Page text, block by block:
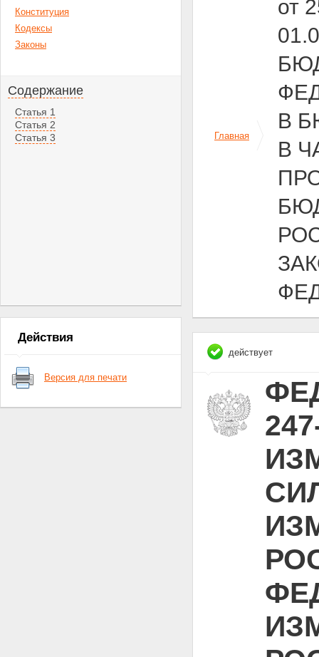
Конституция
Кодексы
Законы
Содержание
Статья 1
Статья 2
Статья 3
Действия
Версия для печати
Главная
от
В
В
действует